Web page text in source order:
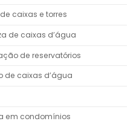
caixas e torres
de caixas d’água
de reservatórios
de caixas d’água
em condomínios